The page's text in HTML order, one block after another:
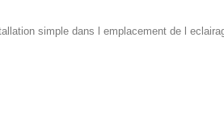
simple dans l emplacement de l